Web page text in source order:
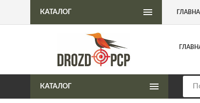
Интернет-магазин пневматического оружия
КАТАЛОГ
КАТАЛОГ